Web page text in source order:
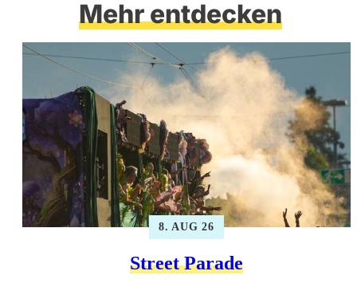
Mehr entdecken
8. AUG 26
Street Parade